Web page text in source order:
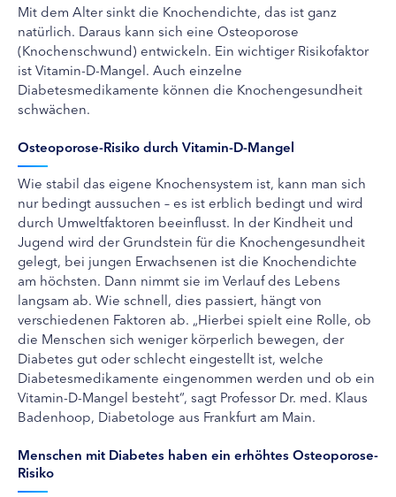
Mit dem Alter sinkt die Knochendichte, das ist ganz
natürlich. Daraus kann sich eine Osteoporose
(Knochenschwund) entwickeln. Ein wichtiger Risikofaktor
ist Vitamin-D-Mangel. Auch einzelne
Diabetesmedikamente können die Knochengesundheit
schwächen.
Osteoporose-Risiko durch Vitamin-D-Mangel
Wie stabil das eigene Knochensystem ist, kann man sich
nur bedingt aussuchen – es ist erblich bedingt und wird
durch Umweltfaktoren beeinflusst. In der Kindheit und
Jugend wird der Grundstein für die Knochengesundheit
gelegt, bei jungen Erwachsenen ist die Knochendichte
am höchsten. Dann nimmt sie im Verlauf des Lebens
langsam ab. Wie schnell, dies passiert, hängt von
verschiedenen Faktoren ab. „Hierbei spielt eine Rolle, ob
die Menschen sich weniger körperlich bewegen, der
Diabetes gut oder schlecht eingestellt ist, welche
Diabetesmedikamente eingenommen werden und ob ein
Vitamin-D-Mangel besteht“, sagt Professor Dr. med. Klaus
Badenhoop, Diabetologe aus Frankfurt am Main.
Menschen mit Diabetes haben ein erhöhtes Osteoporose-
Risiko